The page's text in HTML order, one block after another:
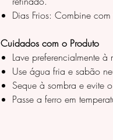
Dias Frios: Combine
Cuidados com o Produto
Lave preferencialmente
Use água fria e sabão
Seque à sombra e evite
Passe a ferro em